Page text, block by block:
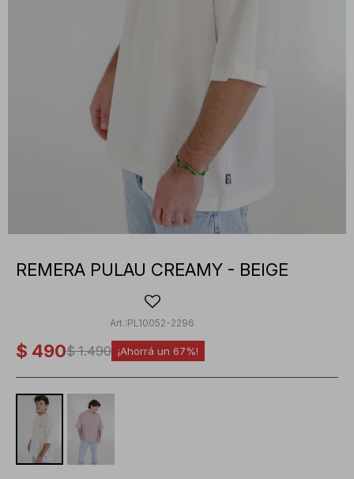
REMERA PULAU CREAMY - BEIGE
PL10052-2296
$ 490$ 1.490 67